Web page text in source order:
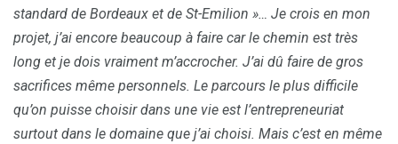
standard de Bordeaux et de St-Emilion »… Je crois en mon
projet, j’ai encore beaucoup à faire car le chemin est très
long et je dois vraiment m’accrocher. J’ai dû faire de gros
sacrifices même personnels. Le parcours le plus difficile
qu’on puisse choisir dans une vie est l’entrepreneuriat
surtout dans le domaine que j’ai choisi. Mais c’est en même